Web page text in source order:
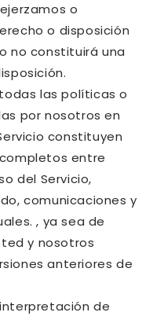
o
o disposición
no constituirá una
las políticas o
por nosotros en
constituyen
entre
del Servicio,
comunicaciones y
, ya sea de
y nosotros
anteriores de
de